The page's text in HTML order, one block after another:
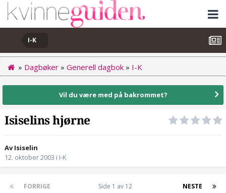
I-K
» Dagbøker » Generell dagbok » I-K
Vil du være med på bakrommet?
Isiselins hjørne
Av Isiselin
12. oktober 2003 i I-K
FORRIGE NESTE
Side 1 av 12